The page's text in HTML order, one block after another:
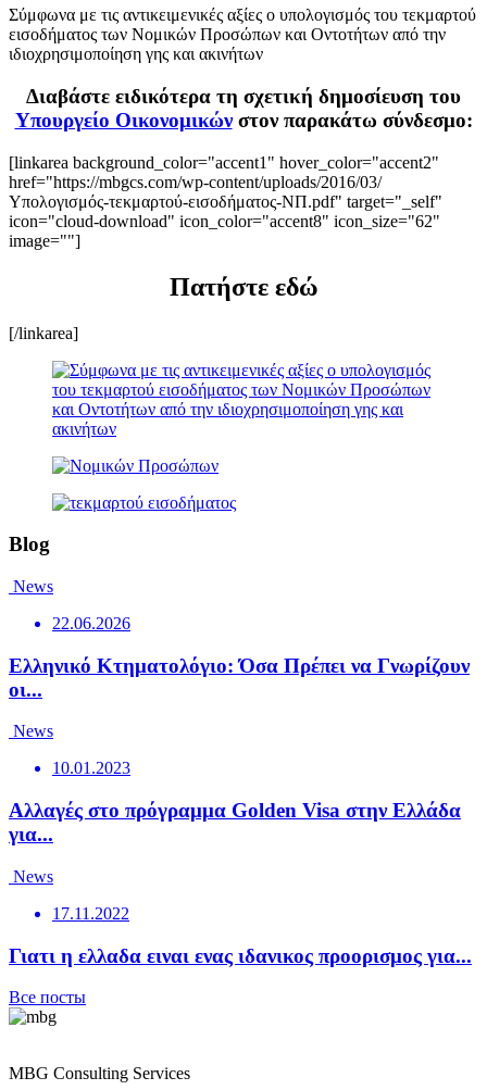
Σύμφωνα με τις αντικειμενικές αξίες ο υπολογισμός του τεκμαρτού
εισοδήματος των Νομικών Προσώπων και Οντοτήτων από την
ιδιοχρησιμοποίηση γης και ακινήτων
Διαβάστε ειδικότερα τη σχετική δημοσίευση του
Υπουργείο Οικονομικώνστον παρακάτω σύνδεσμο:
[linkarea background_color="accent1" hover_color="accent2"
href="https://mbgcs.com/wp-content/uploads/2016/03/
Υπολογισμός-τεκμαρτού-εισοδήματος-ΝΠ.pdf" target="_self"
icon="cloud-download" icon_color="accent8" icon_size="62"
image=""]
Πατήστε εδώ
[/linkarea]
Blog
News
22.06.2026
Ελληνικό Κτηματολόγιο: Όσα Πρέπει να Γνωρίζουν
οι...
News
10.01.2023
Αλλαγές στο πρόγραμμα Golden Visa στην Ελλάδα
για...
News
17.11.2022
Γιατι η ελλαδα ειναι ενας ιδανικος προορισμος για...
Все посты
MBG Consulting Services